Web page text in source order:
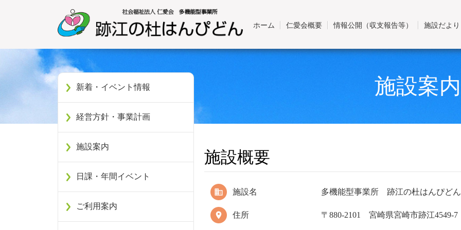
ホーム 仁愛会概要 情報公開（収支報告等） 施設だより
施設案内
施設概要
施設名 多機能型事業所 跡江の杜はんぴどん
住所 〒880-2101 宮崎県宮崎市跡江4549-7
新着・イベント情報
経営方針・事業計画
施設案内
日課・年間イベント
ご利用案内